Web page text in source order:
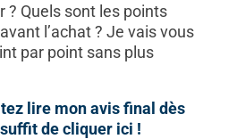
? Quels sont les points
l’achat ? Je vais vous
par point sans plus
lire mon avis final dès
de cliquer ici !